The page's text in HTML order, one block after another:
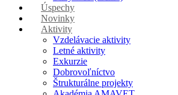
Úspechy
Novinky
Aktivity
Vzdelávacie aktivity
Letné aktivity
Exkurzie
Dobrovoľníctvo
Štrukturálne projekty